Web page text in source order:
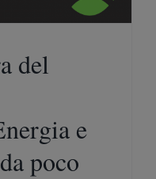
del
e
poco